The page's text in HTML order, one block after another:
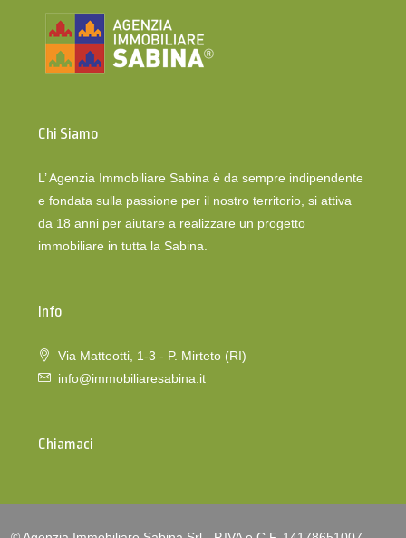
Chi Siamo
L’ Agenzia Immobiliare Sabina è da sempre indipendente
e fondata sulla passione per il nostro territorio, si attiva
da 18 anni per aiutare a realizzare un progetto
immobiliare in tutta la Sabina.
Info
Via Matteotti, 1-3 - P. Mirteto (RI)
info@immobiliaresabina.it
Chiamaci